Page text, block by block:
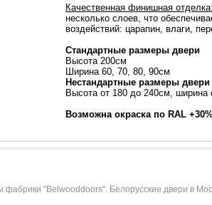
Качественная финишная отделка:
несколько слоев, что
воздействий: царапин, влаги,
Стандартные размеры двери
Высота 200см
Ширина 60, 70, 80, 90см
Нестандартные размеры
Высота от 180 до 240см, ширина
Возможна окраска по RAL
"Belwooddoors". Белорусские двери в